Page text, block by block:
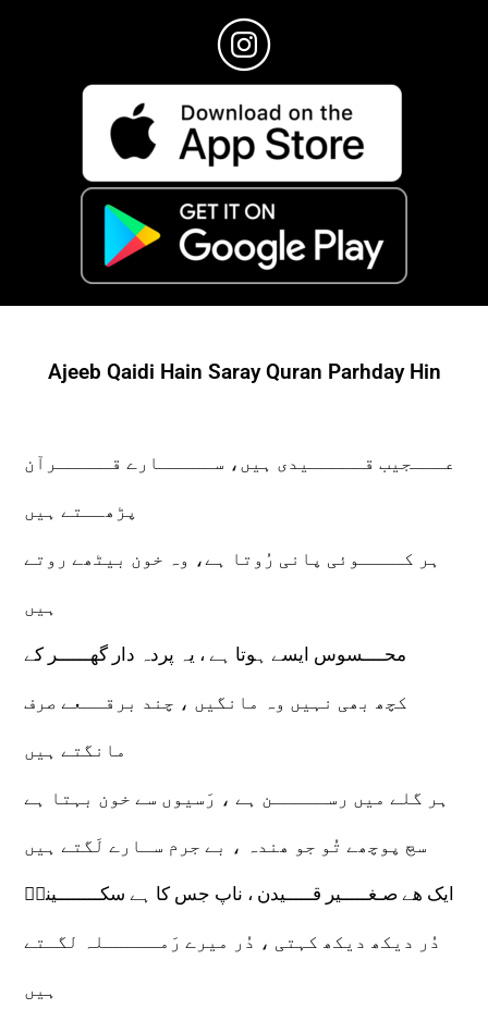
Ajeeb Qaidi Hain Saray Quran Parhday Hin
عـــجیب قـــــیدی ہیں، ســـــارے قـــــرآن
پڑھــتے ہیں
ہر کــــوئی پانی رُوتا ہے، وہ خون بیٹھے روتے
ہیں
محــــسوس ایسے ہوتا ہے ، یہ پردہ دار گھــــــر کے
کچھ بھی نہیں وہ مانگیں ، چند برقــعے صرف
مانگتے ہیں
ہر گلے میں رســـــن ہے ، رَسیوں سے خون بہتا ہے
سچ پوچھے تُو جو ھندہ ، بے جرم سـارے لَگتے ہیں
ایک ھے صـغـــــیر قـــــیدن ، ناپ جس کا ہے سکــــــــینہؑ
دُر دیکھ دیکھ کہتی ، دُر میرے رَمـــــلہ لگـتے
ہیں